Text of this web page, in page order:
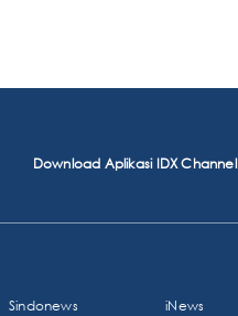
Download Aplikasi IDX Channel
Sindonews iNews